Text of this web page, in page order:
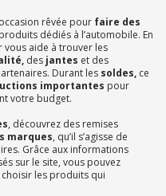
rêvée pour faire des
dédiés à l’automobile. En
vous aide à trouver les
des jantes et des
Durant les soldes, ce
importantes pour
votre budget.
, découvrez des remises
marques, qu’il s’agisse de
Grâce aux informations
sur le site, vous pouvez
les produits qui